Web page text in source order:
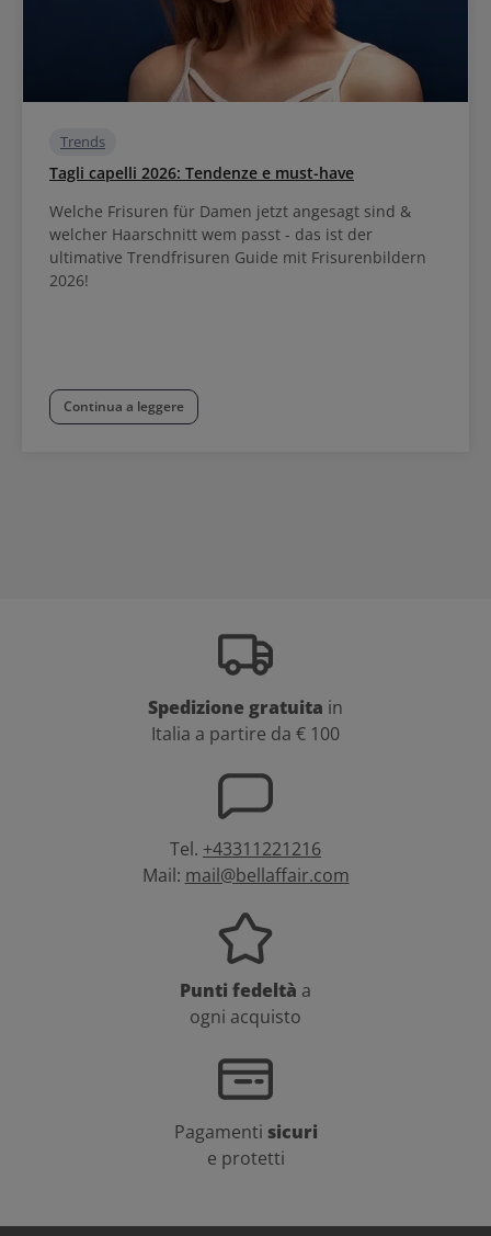
Trends
Tagli capelli 2026: Tendenze e must-have
Welche Frisuren für Damen jetzt angesagt sind &
welcher Haarschnitt wem passt - das ist der
ultimative Trendfrisuren Guide mit Frisurenbildern
2026!
Continua a leggere
Spedizione gratuita in
Italia a partire da € 100
Tel. +43311221216
Mail: mail@bellaffair.com
Punti fedeltà a
ogni acquisto
Pagamenti sicuri
e protetti